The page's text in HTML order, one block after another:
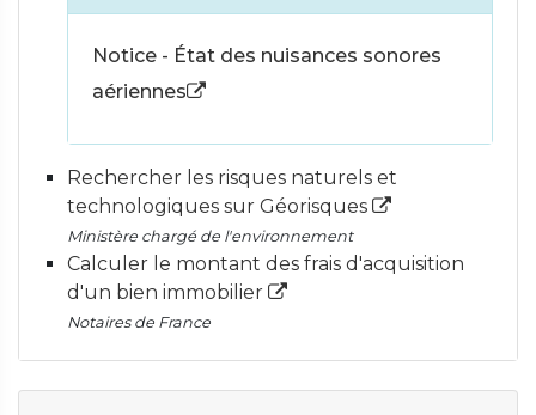
Notice - État des nuisances sonores
aériennes
Rechercher les risques naturels et
technologiques sur Géorisques
Ministère chargé de l'environnement
Calculer le montant des frais d'acquisition
d'un bien immobilier
Notaires de France